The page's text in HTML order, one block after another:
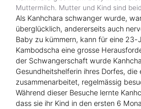
Muttermilch. Mutter und Kind sind
Als Kanhchara schwanger wurde,
überglücklich, andererseits auch
Baby zu kümmern, kann für eine 23-
Kambodscha eine grosse
der Schwangerschaft wurde
Gesundheitshelferin ihres Dorfes, die
zusammenarbeitet, regelmässig
Während dieser Besuche lernte
dass sie ihr Kind in den ersten 6